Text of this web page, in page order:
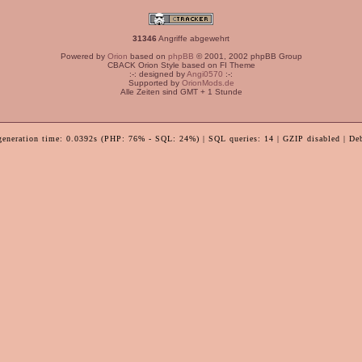
31346 Angriffe abgewehrt
Powered by Orion based on phpBB © 2001, 2002 phpBB Group
CBACK Orion Style based on FI Theme
:-: designed byAngi0570 :-:
Supported by OrionMods.de
Alle Zeiten sind GMT + 1 Stunde
time: 0.0392s (PHP: 76% - SQL: 24%) | SQL queries: 14 | GZIP disabled |